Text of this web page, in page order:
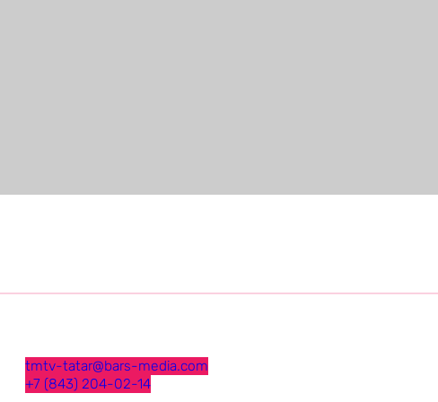
tmtv-tatar@bars-media.com
+7 (843) 204-02-14